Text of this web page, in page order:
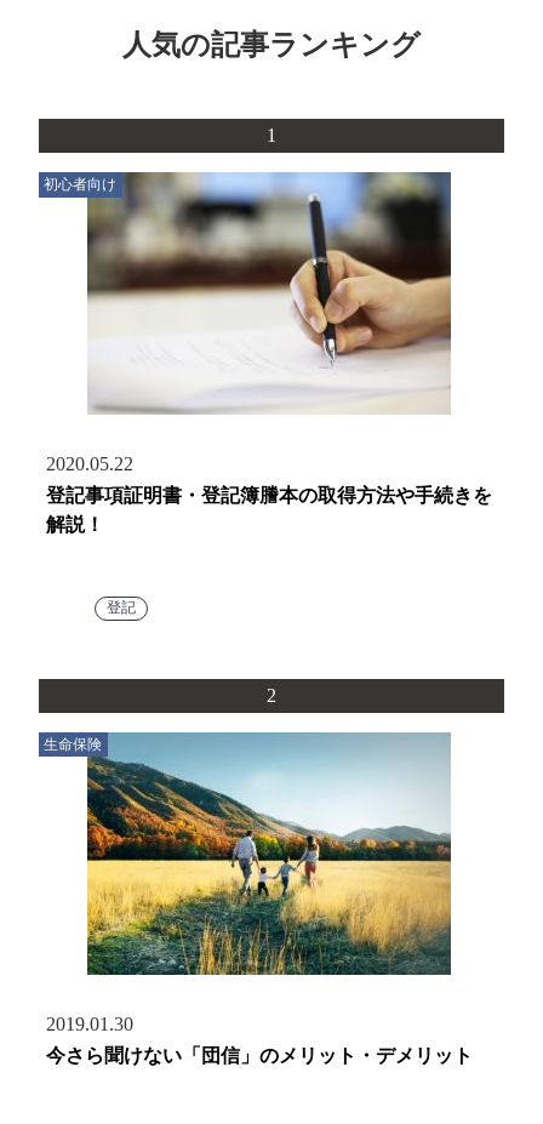
人気の記事ランキング
1
初心者向け
2020.05.22
登記事項証明書・登記簿謄本の取得方法や手続きを
解説！
登記
2
生命保険
2019.01.30
今さら聞けない「団信」のメリット・デメリット